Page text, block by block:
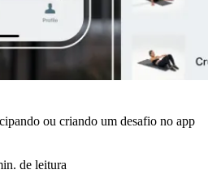
ou criando um desafio no app
de leitura